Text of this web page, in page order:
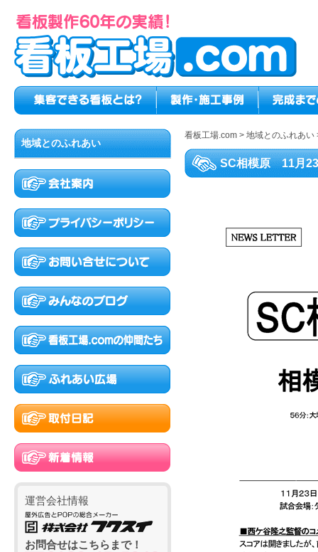
看板工場.com > 地域とのふれあい
SC相模原 11月
地域とのふれあい
運営会社情報
お問合せはこちらまで！